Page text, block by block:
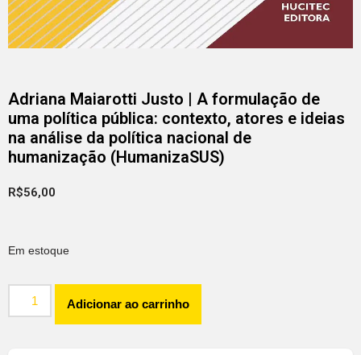
Adriana Maiarotti Justo | A formulação de
uma política pública: contexto, atores e ideias
na análise da política nacional de
humanização (HumanizaSUS)
R$56,00
Em estoque
Adicionar ao carrinho